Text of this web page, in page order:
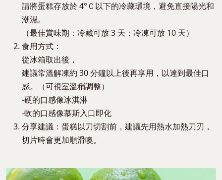
請將蛋糕存放於 4°Ｃ以下的冷藏環境，避免直接陽光和
潮濕。
（最佳賞味期：冷藏可放 3 天；冷凍可放 10 天）
食用方式：
從冰箱取出後，
建議常溫解凍約 30 分鐘以上後再享用，以達到最佳口
感。（可視室溫稍調整）
-硬的口感像冰淇淋
-軟的口感像慕斯入口即化
分享建議：蛋糕以刀切割前，建議先用熱水加熱刀刃，
切片時會更加順滑噢。